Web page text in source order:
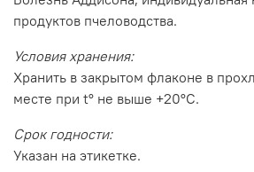
продуктов пчеловодства.
Условия хранения:
Хранить в закрытом флаконе в
месте при t° не выше +20°C.
Срок годности:
Указан на этикетке.